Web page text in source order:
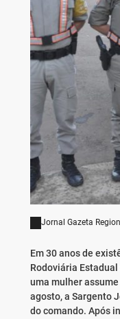
Jornal Gazeta
Em 30 anos de
Rodoviária Estadual
uma mulher
agosto, a Sargento
do comando. Após